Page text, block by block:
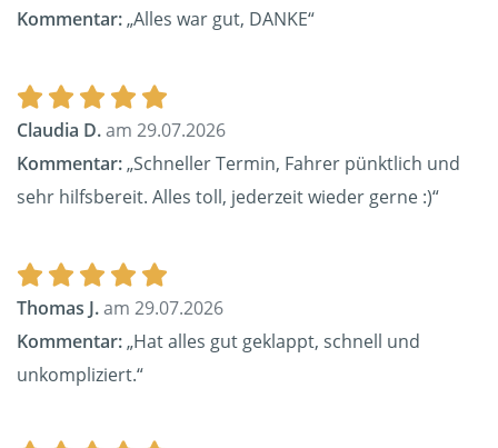
Kommentar:„Alles war gut, DANKE“
Claudia D.am 29.07.2026
Kommentar:„Schneller Termin, Fahrer pünktlich und
sehr hilfsbereit. Alles toll, jederzeit wieder gerne :)“
Thomas J.am 29.07.2026
Kommentar:„Hat alles gut geklappt, schnell und
unkompliziert.“